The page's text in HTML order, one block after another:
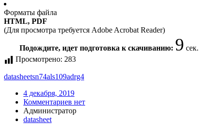
Форматы файла
HTML, PDF
(Для просмотра требуется Adobe Acrobat Reader)
Подождите, идет подготовка к скачиванию: 9 сек.
Просмотрено: 283
datasheetsn74als109adrg4
4 декабря, 2019
Комментариев нет
Администратор
datasheet